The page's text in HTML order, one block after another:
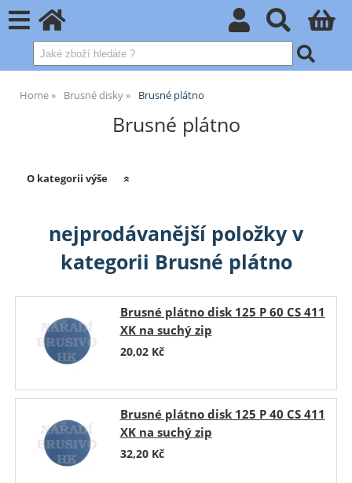
Home Brusné disky Brusné plátno
Brusné plátno
O kategorii výše
nejprodávanější položky v
kategorii Brusné plátno
Brusné plátno disk 125 P 60 CS 411
XK na suchý zip
20,02 Kč
Brusné plátno disk 125 P 40 CS 411
XK na suchý zip
32,20 Kč